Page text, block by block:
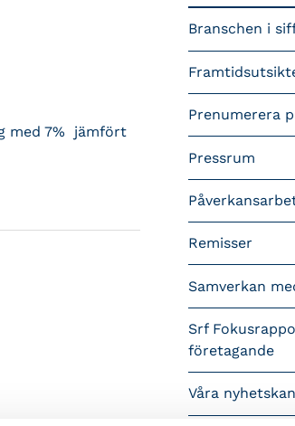
med 7% jämfört
Branschen i
Prenumerera
Pressrum
Remisser
Samverkan
Srf
företagande
Våra